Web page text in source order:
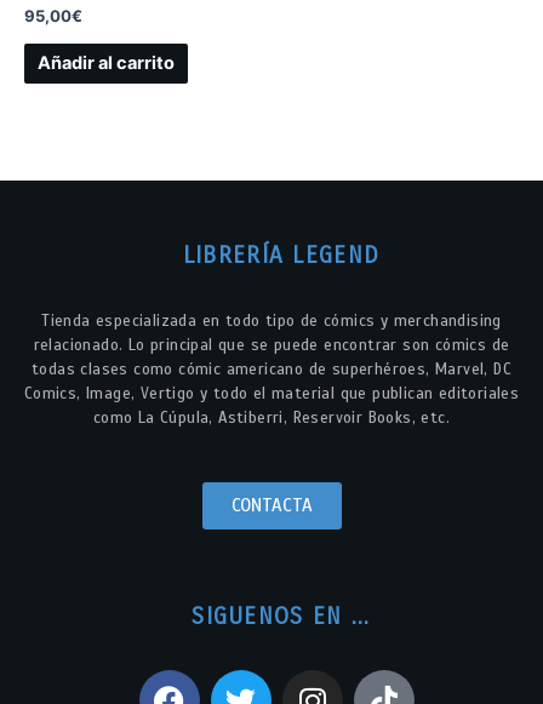
95,00€
Añadir al carrito
LIBRERÍA LEGEND
Tienda especializada en todo tipo de cómics y merchandising
relacionado. Lo principal que se puede encontrar son cómics de
todas clases como cómic americano de superhéroes, Marvel, DC
Comics, Image, Vertigo y todo el material que publican editoriales
como La Cúpula, Astiberri, Reservoir Books, etc.
CONTACTA
SIGUENOS EN ...